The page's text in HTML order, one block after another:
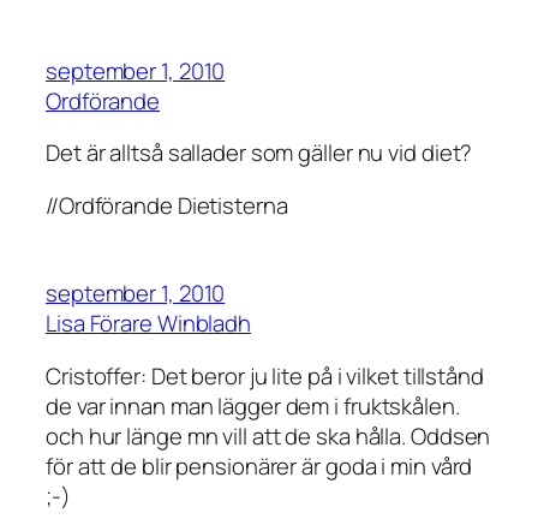
september 1, 2010
Ordförande
Det är alltså sallader som gäller nu vid diet?
//Ordförande Dietisterna
september 1, 2010
Lisa Förare Winbladh
Cristoffer: Det beror ju lite på i vilket tillstånd
de var innan man lägger dem i fruktskålen.
och hur länge mn vill att de ska hålla. Oddsen
för att de blir pensionärer är goda i min vård
;-)